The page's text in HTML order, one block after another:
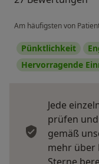
Am häufigsten von
Pünktlichkeit
Hervorragende
Jede
prüfen
gemäß
mehr über